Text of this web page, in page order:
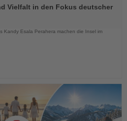
Vielfalt in den Fokus deutscher
Kandy Esala Perahera machen die Insel im